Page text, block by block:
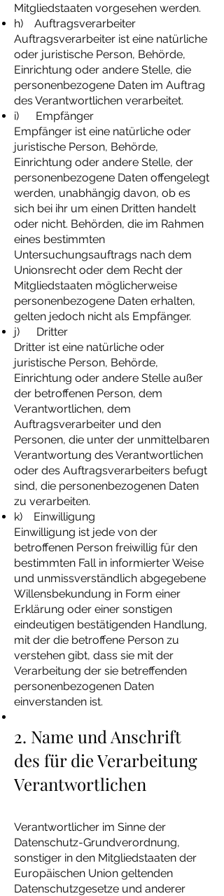
Mitgliedstaaten vorgesehen werden.
h) Auftragsverarbeiter
Auftragsverarbeiter ist eine natürliche
oder juristische Person, Behörde,
Einrichtung oder andere Stelle, die
personenbezogene Daten im Auftrag
des Verantwortlichen verarbeitet.
i) Empfänger
Empfänger ist eine natürliche oder
juristische Person, Behörde,
Einrichtung oder andere Stelle, der
personenbezogene Daten offengelegt
werden, unabhängig davon, ob es
sich bei ihr um einen Dritten handelt
oder nicht. Behörden, die im Rahmen
eines bestimmten
Untersuchungsauftrags nach dem
Unionsrecht oder dem Recht der
Mitgliedstaaten möglicherweise
personenbezogene Daten erhalten,
gelten jedoch nicht als Empfänger.
j) Dritter
Dritter ist eine natürliche oder
juristische Person, Behörde,
Einrichtung oder andere Stelle außer
der betroffenen Person, dem
Verantwortlichen, dem
Auftragsverarbeiter und den
Personen, die unter der unmittelbaren
Verantwortung des Verantwortlichen
oder des Auftragsverarbeiters befugt
sind, die personenbezogenen Daten
zu verarbeiten.
k) Einwilligung
Einwilligung ist jede von der
betroffenen Person freiwillig für den
bestimmten Fall in informierter Weise
und unmissverständlich abgegebene
Willensbekundung in Form einer
Erklärung oder einer sonstigen
eindeutigen bestätigenden Handlung,
mit der die betroffene Person zu
verstehen gibt, dass sie mit der
Verarbeitung der sie betreffenden
personenbezogenen Daten
einverstanden ist.
2. Name und Anschrift
des für die Verarbeitung
Verantwortlichen
Verantwortlicher im Sinne der
Datenschutz-Grundverordnung,
sonstiger in den Mitgliedstaaten der
Europäischen Union geltenden
Datenschutzgesetze und anderer